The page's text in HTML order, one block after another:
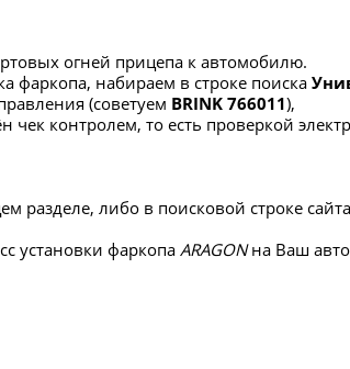
огней прицепа к автомобилю.
фаркопа, набираем в строке поиска
(советуем BRINK 766011),
чек контролем, то есть проверкой
разделе, либо в поисковой строке
установки фаркопаARAGONна Ваш